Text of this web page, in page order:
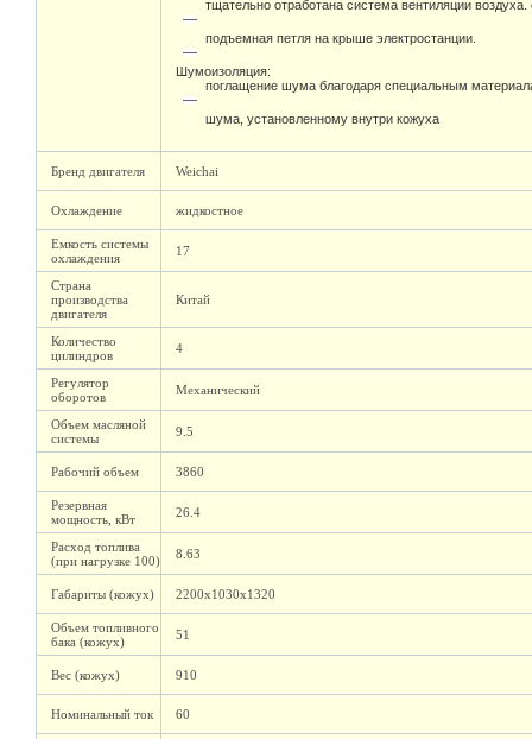
тщательно отработана система вентиляции
подъемная петля на крыше электростанции.
Шумоизоляция:
поглащение шума благодаря специальным
шума, установленному внутри кожуха
Бренд двигателя Weichai
Охлаждение жидкостное
Емкость системы
охлаждения
17
Страна
производства
двигателя
Китай
Количество
цилиндров
4
Регулятор
оборотов
Механический
Объем масляной
системы
9.5
Рабочий объем 3860
Резервная
мощность, кВт
26.4
Расход топлива
(при нагрузке 100)
8.63
Габариты (кожух) 2200х1030х1320
Объем топливного
бака (кожух)
51
Вес (кожух) 910
Номинальный ток 60